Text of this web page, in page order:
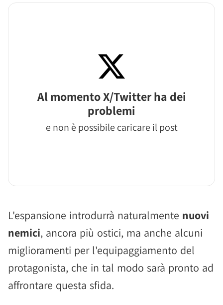
Al momento X/Twitter ha dei
problemi
e non è possibile caricare il post
L'espansione introdurrà naturalmente nuovi
nemici, ancora più ostici, ma anche alcuni
miglioramenti per l'equipaggiamento del
protagonista, che in tal modo sarà pronto ad
affrontare questa sfida.